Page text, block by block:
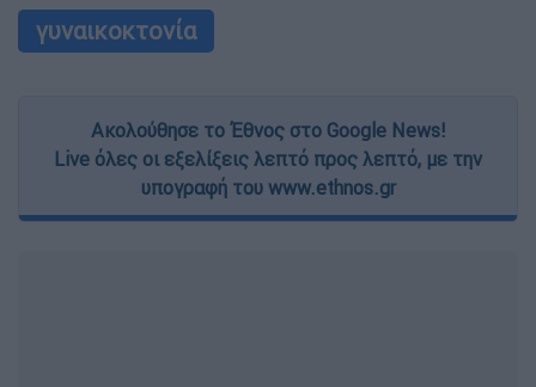
γυναικοκτονία
Ακολούθησε το Έθνος στο Google News!
Live όλες οι εξελίξεις λεπτό προς λεπτό, με την
υπογραφή του www.ethnos.gr